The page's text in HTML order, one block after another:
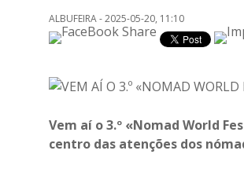
ALBUFEIRA - 2025-05-20, 11:10
Vem aí o 3.º «Nomad World
centro das atenções dos